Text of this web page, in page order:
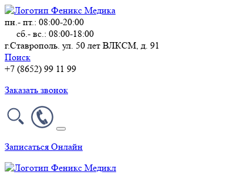
пн.- пт.: 08:00-20:00
сб.- вс.: 08:00-18:00
г.Ставрополь. ул. 50 лет ВЛКСМ, д. 91
Поиск
+7 (8652) 99 11 99
Заказать звонок
Записаться Онлайн